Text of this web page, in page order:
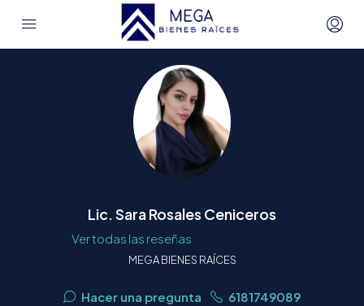
Lic. Sara Rosales Ceniceros
Ver todas las reseñas
MEGA BIENES RAÍCES
Hacer una pregunta 6181749089